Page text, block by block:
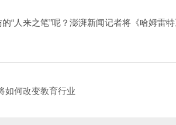
“人来之笔”呢？澎湃新闻记者将《哈姆雷
如何改变教育行业